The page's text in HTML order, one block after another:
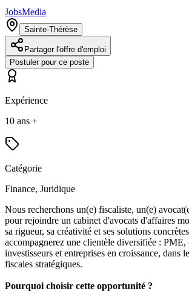
JobsMedia
Sainte-Thérèse
Partager l'offre d'emploi
Postuler pour ce poste
Expérience
10 ans +
Catégorie
Finance, Juridique
Nous recherchons un(e) fiscaliste, un(e)
pour rejoindre un cabinet d'avocats d'affaires
sa rigueur, sa créativité et ses solutions
accompagnerez une clientèle diversifiée : PME,
investisseurs et entreprises en croissance, dans
fiscales stratégiques.
Pourquoi choisir cette opportunité ?